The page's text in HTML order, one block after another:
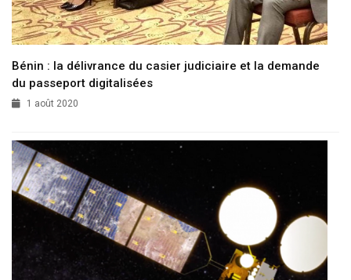
Bénin : la délivrance du casier judiciaire et la demande
du passeport digitalisées
1 août 2020